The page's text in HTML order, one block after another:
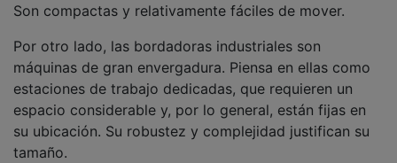
Son compactas y relativamente fáciles de mover.
Por otro lado, las bordadoras industriales son
máquinas de gran envergadura. Piensa en ellas como
estaciones de trabajo dedicadas, que requieren un
espacio considerable y, por lo general, están fijas en
su ubicación. Su robustez y complejidad justifican su
tamaño.